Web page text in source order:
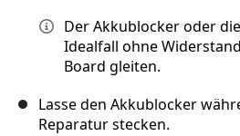
Der Akkublocker oder
Idealfall ohne
Board gleiten.
Lasse den Akkublocker
Reparatur stecken.